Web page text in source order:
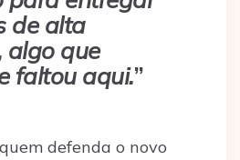
de alta
algo que
faltou aqui.”
defenda o novo